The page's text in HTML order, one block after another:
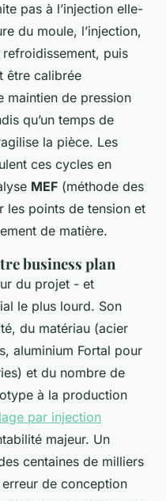
pas à l’injection elle-
du moule, l’injection,
puis
être calibrée
maintien de pression
qu’un temps de
la pièce. Les
ces cycles en
MEF (méthode des
les points de tension et
de matière.
business plan
du projet - et
le plus lourd. Son
du matériau (acier
aluminium Fortal pour
et du nombre de
à la production
par injection
majeur. Un
centaines de milliers
de conception